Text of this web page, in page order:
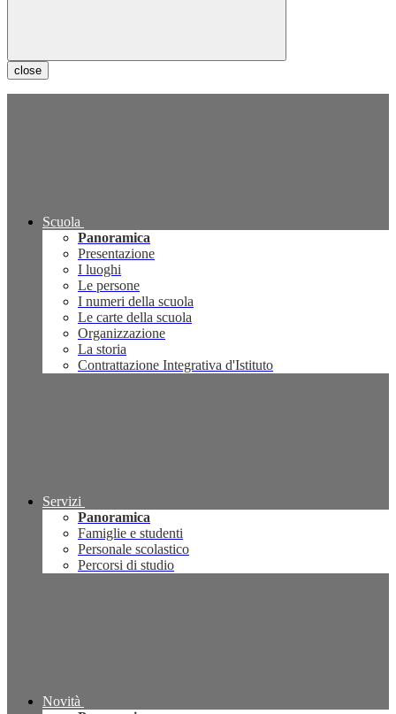
close
Scuola
Panoramica
Presentazione
I luoghi
Le persone
I numeri della scuola
Le carte della scuola
Organizzazione
La storia
Contrattazione Integrativa d'Istituto
Servizi
Panoramica
Famiglie e studenti
Personale scolastico
Percorsi di studio
Novità